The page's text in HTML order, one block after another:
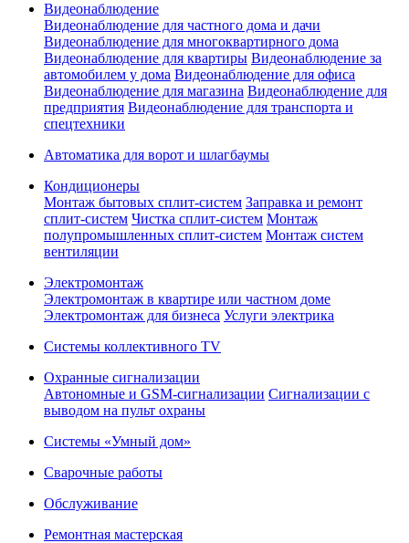
Видеонаблюдение
Видеонаблюдение для частного дома и дачи
Видеонаблюдение для многоквартирного дома
Видеонаблюдение для квартиры Видеонаблюдение за
автомобилем у дома Видеонаблюдение для офиса
Видеонаблюдение для магазина Видеонаблюдение для
предприятия Видеонаблюдение для транспорта и
спецтехники
Автоматика для ворот и шлагбаумы
Кондиционеры
Монтаж бытовых сплит-систем Заправка и ремонт
сплит-систем Чистка сплит-систем Монтаж
полупромышленных сплит-систем Монтаж систем
вентиляции
Электромонтаж
Электромонтаж в квартире или частном доме
Электромонтаж для бизнеса Услуги электрика
Системы коллективного TV
Охранные сигнализации
Автономные и GSM-сигнализации Сигнализации с
выводом на пульт охраны
Системы «Умный дом»
Сварочные работы
Обслуживание
Ремонтная мастерская